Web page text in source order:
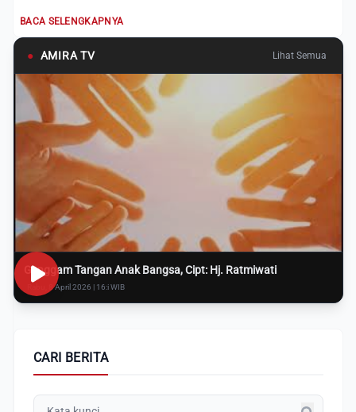
BACA SELENGKAPNYA
● AMIRA TV Lihat Semua
Genggam Tangan Anak Bangsa, Cipt: Hj. Ratmiwati
Rabu, 8 April 2026 | 16:i WIB
CARI BERITA